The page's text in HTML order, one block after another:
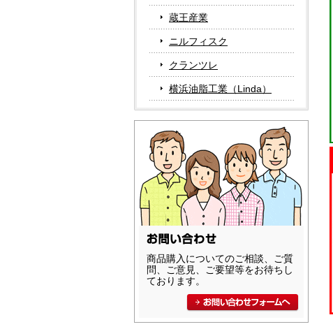
蔵王産業
ニルフィスク
クランツレ
横浜油脂工業（Linda）
商品購入についてのご相談、ご質
問、ご意見、ご要望等をお待ちし
ております。